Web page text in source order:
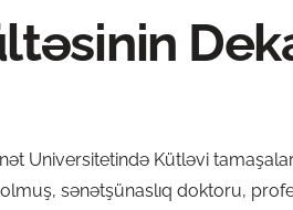
Universitetində Kütləvi
olmuş, sənətşünaslıq doktoru,